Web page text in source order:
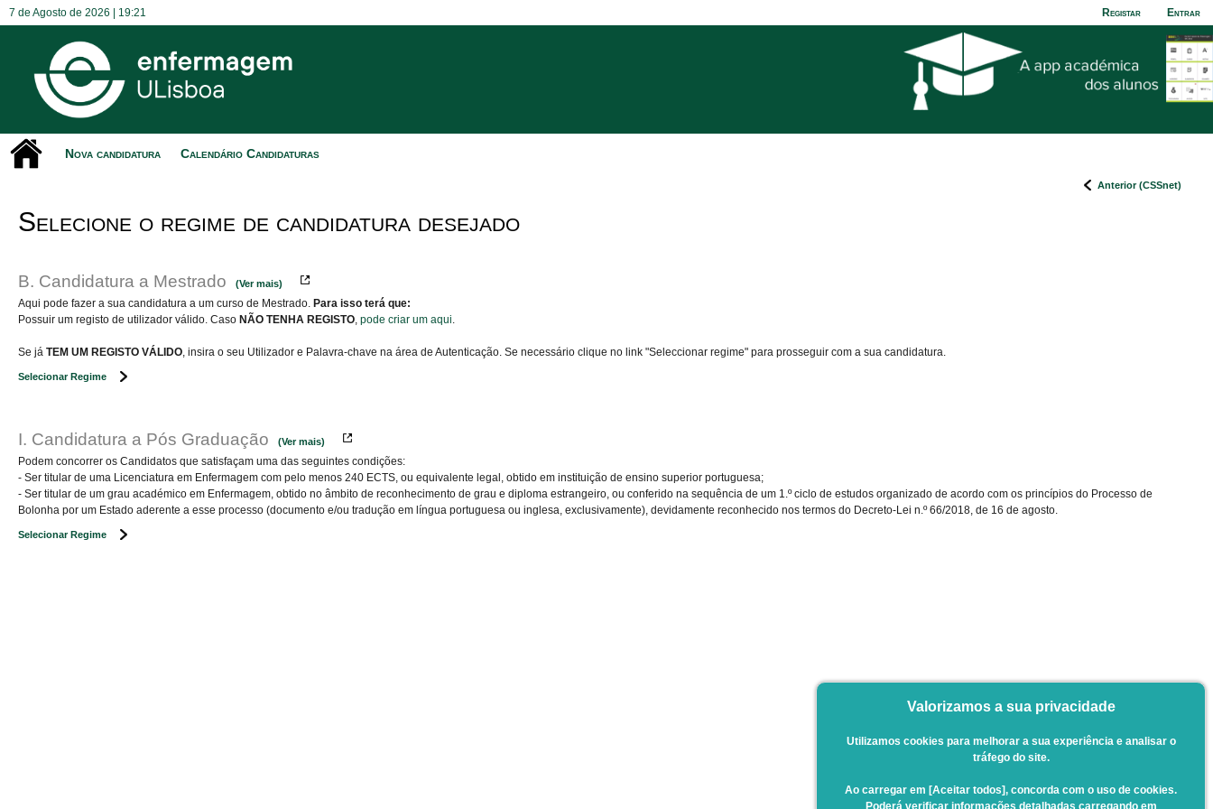
7 de Agosto de 2026 | 19:21 Registar Entrar
Nova candidatura Calendário Candidaturas
Anterior (CSSnet)
Selecione o regime de candidatura desejado
B. Candidatura a Mestrado (Ver mais)
Aqui pode fazer a sua candidatura a um curso de Mestrado. Para isso terá que:
Possuir um registo de utilizador válido. Caso NÃO TENHA REGISTO, pode criar um aqui.
Se já TEM UM REGISTO VÁLIDO, insira o seu Utilizador e Palavra-chave na área de Autenticação. Se necessário clique no link "Seleccionar regime" para prosseguir com a sua candidatura.
Selecionar Regime
I. Candidatura a Pós Graduação (Ver mais)
Podem concorrer os Candidatos que satisfaçam uma das seguintes condições:
- Ser titular de uma Licenciatura em Enfermagem com pelo menos 240 ECTS, ou equivalente legal, obtido em instituição de ensino superior portuguesa;
- Ser titular de um grau académico em Enfermagem, obtido no âmbito de reconhecimento de grau e diploma estrangeiro, ou conferido na sequência de um 1.º ciclo de estudos organizado de acordo com os princípios do Processo de
Bolonha por um Estado aderente a esse processo (documento e/ou tradução em língua portuguesa ou inglesa, exclusivamente), devidamente reconhecido nos termos do Decreto-Lei n.º 66/2018, de 16 de agosto.
Selecionar Regime
Valorizamos a sua privacidade
Utilizamos cookies para melhorar a sua experiência e analisar o
tráfego do site.
Ao carregar em [Aceitar todos], concorda com o uso de cookies.
Poderá verificar informações detalhadas carregando em